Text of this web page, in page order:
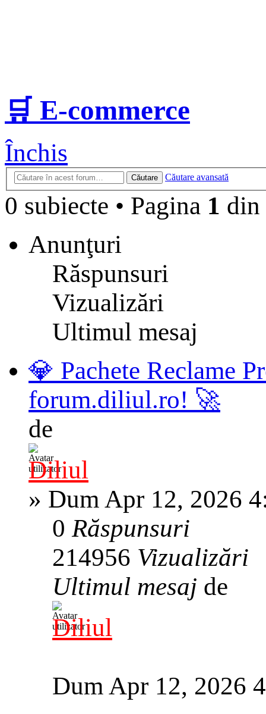
🛒 E-commerce
Închis
Căutare Căutare avansată
0 subiecte • Pagina 1 din
Anunţuri
Răspunsuri
Vizualizări
Ultimul mesaj
💎 Pachete Reclame
forum.diliul.ro! 🚀
de
Diliul
» Dum Apr 12, 2026
0Răspunsuri
214956 Vizualizări
Ultimul mesaj de
Diliul
Dum Apr 12, 2026